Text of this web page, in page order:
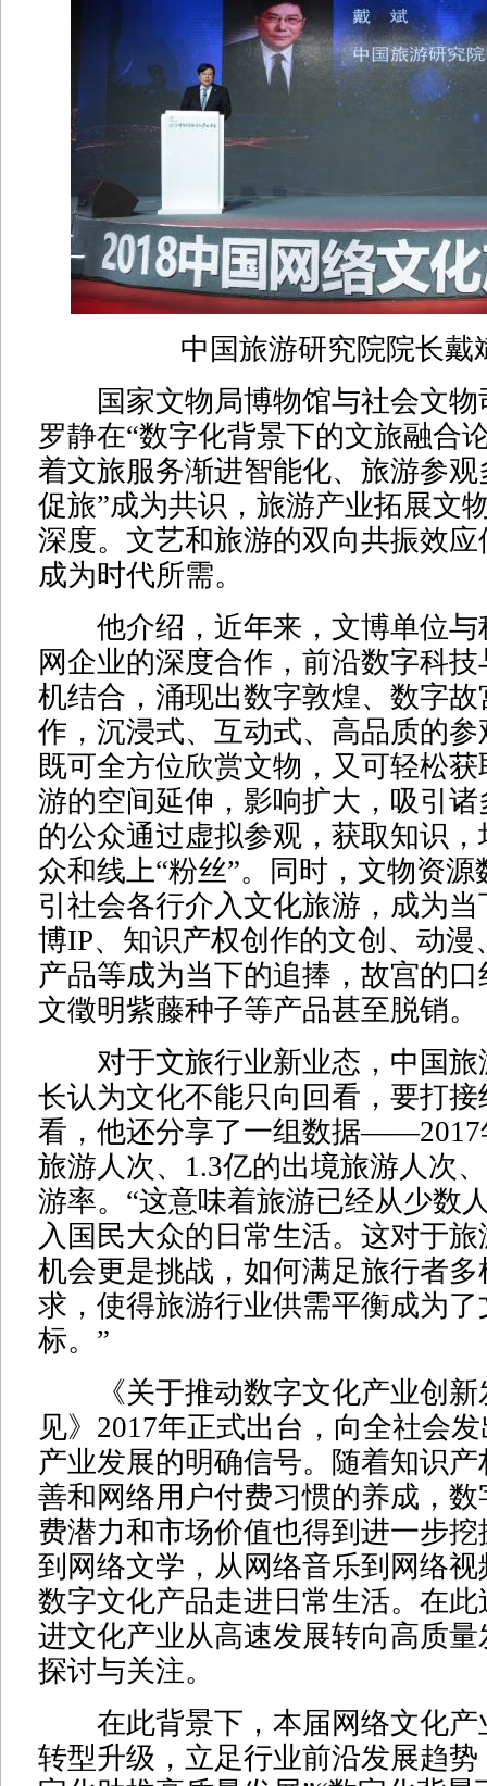
中国旅游研究院院长戴
国家文物局博物馆与社会文物
罗静在“数字化背景下的文旅融合
着文旅服务渐进智能化、旅游参观
促旅”成为共识，旅游产业拓展文
深度。文艺和旅游的双向共振效
成为时代所需。
他介绍，近年来，文博单位与
网企业的深度合作，前沿数字科
机结合，涌现出数字敦煌、数字
作，沉浸式、互动式、高品质的
既可全方位欣赏文物，又可轻松
游的空间延伸，影响扩大，吸引
的公众通过虚拟参观，获取知识
众和线上“粉丝”。同时，文物资
引社会各行介入文化旅游，成为
博IP、知识产权创作的文创、动漫
产品等成为当下的追捧，故宫的
文徵明紫藤种子等产品甚至脱销。
对于文旅行业新业态，中国旅
长认为文化不能只向回看，要打
看，他还分享了一组数据——2017
旅游人次、1.3亿的出境旅游人次
游率。“这意味着旅游已经从少数
入国民大众的日常生活。这对于
机会更是挑战，如何满足旅行者
求，使得旅游行业供需平衡成为
标。”
《关于推动数字文化产业创新
见》2017年正式出台，向全社会
产业发展的明确信号。随着知识
善和网络用户付费习惯的养成，
费潜力和市场价值也得到进一步
到网络文学，从网络音乐到网络
数字文化产品走进日常生活。在
进文化产业从高速发展转向高质
探讨与关注。
在此背景下，本届网络文化产
转型升级，立足行业前沿发展趋势